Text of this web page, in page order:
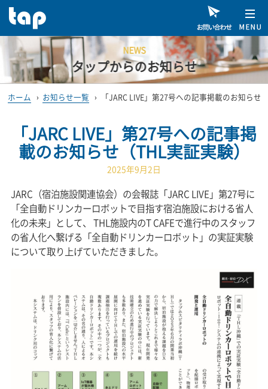
NEWS
タップからのお知らせ
ホーム › お知らせ一覧 › 「JARC LIVE」第27号への記事掲載のお知らせ
「JARC LIVE」第27号への記事掲
載のお知らせ（THL実証実験）
2025年9月2日
JARC（宿泊施設関連協会）の会報誌「JARC LIVE」第27号に
「全自動ドリンカーロボットで目指す宿泊施設における省人
化の未来」として、 THL施設内のT CAFEで進行中のスタッフ
の省人化へ繋げる「全自動ドリンカーロボット」の実証実験
について取り上げていただきました。